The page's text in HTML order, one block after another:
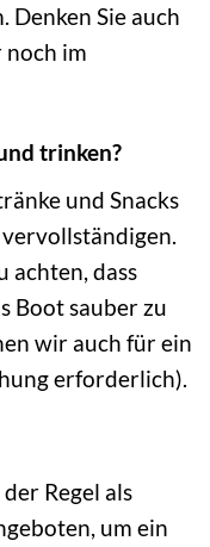
Denken Sie auch
noch im
trinken?
und Snacks
achten, dass
Boot sauber zu
wir auch für ein
erforderlich).
Regel als
um ein